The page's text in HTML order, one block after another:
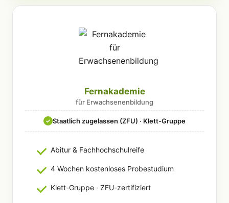
Fernakademie
für Erwachsenenbildung
✓ Staatlich zugelassen (ZFU) · Klett-Gruppe
Abitur & Fachhochschulreife
4 Wochen kostenloses Probestudium
Klett-Gruppe · ZFU-zertifiziert